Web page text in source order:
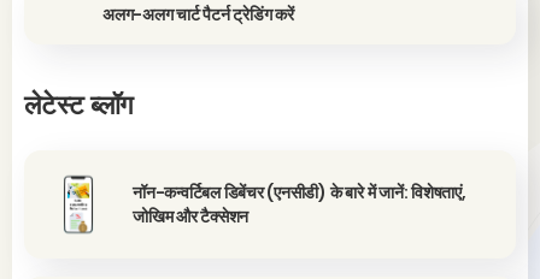
अलग-अलग चार्ट पैटर्न ट्रेडिंग करें
लेटेस्ट ब्लॉग
नॉन-कन्वर्टिबल डिबेंचर (एनसीडी) के बारे में जानें: विशेषताएं,
जोखिम और टैक्सेशन